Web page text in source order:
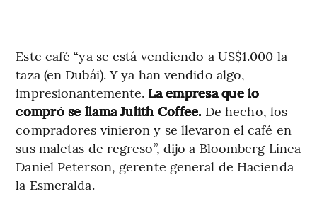
Este café “ya se está vendiendo a US$1.000 la
taza (en Dubái). Y ya han vendido algo,
impresionantemente. La empresa que lo
compró se llama Julith Coffee. De hecho, los
compradores vinieron y se llevaron el café en
sus maletas de regreso”, dijo a Bloomberg Línea
Daniel Peterson, gerente general de Hacienda
la Esmeralda.